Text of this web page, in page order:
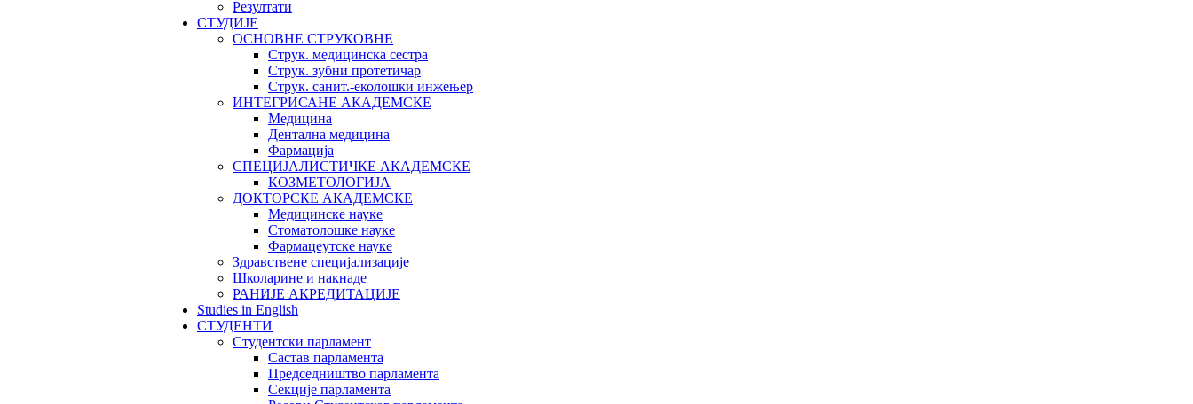
Резултати
СТУДИЈЕ
ОСНОВНЕ СТРУКОВНЕ
Струк. медицинска сестра
Струк. зубни протетичар
Струк. санит.-еколошки инжењер
ИНТЕГРИСАНЕ АКАДЕМСКЕ
Медицина
Дентална медицина
Фармација
СПЕЦИЈАЛИСТИЧКЕ АКАДЕМСКЕ
КОЗМЕТОЛОГИЈА
ДОКТОРСКЕ АКАДЕМСКЕ
Медицинске науке
Стоматолошке науке
Фармацеутске науке
Здравствене специјализације
Школарине и накнаде
РАНИЈЕ АКРЕДИТАЦИЈЕ
Studies in English
СТУДЕНТИ
Студентски парламент
Састав парламента
Председништво парламента
Секције парламента